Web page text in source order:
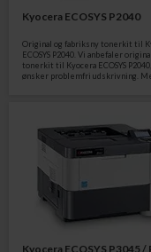
Kyocera ECOSYS P2040
Original og fabriksny tonerkit til
ECOSYS P2040. Vi anbefaler
tonerkit til Kyocera ECOSYS
ønsker problemfri udskrivning.
uoriginale tonerpatroner.
Kyocera ECOSYS P3045 /